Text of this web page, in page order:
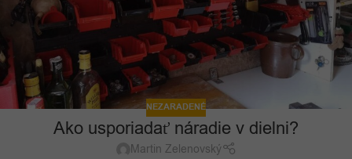
NEZARADENÉ
Ako usporiadať náradie v dielni?
Martin Zelenovský